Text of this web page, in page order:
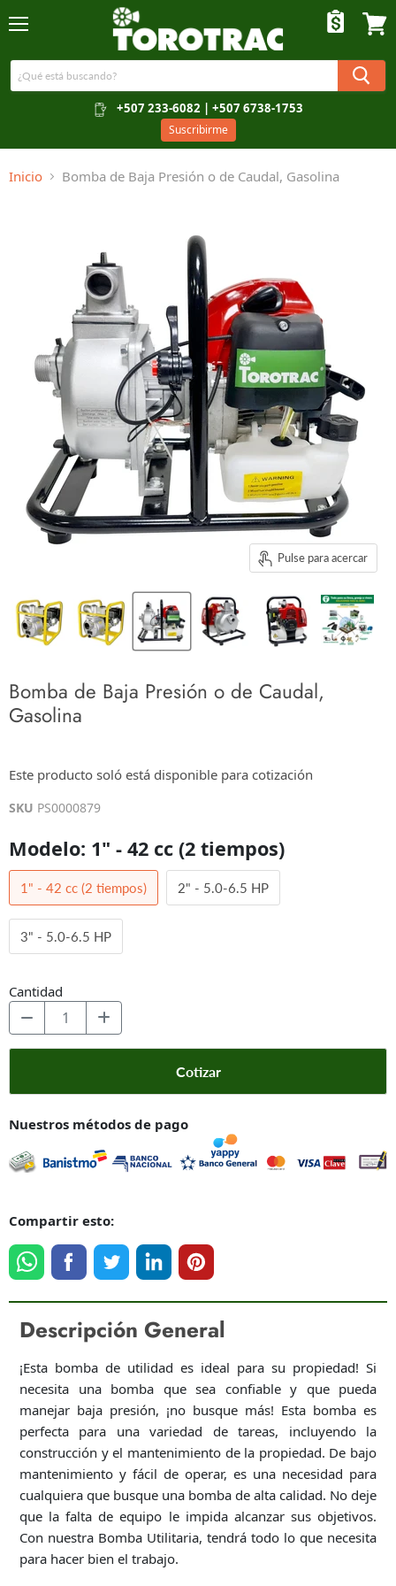
+507 233-6082 | +507 6738-1753
Suscribirme
Inicio Bomba de Baja Presión o de Caudal, Gasolina
Pulse para acercar
Bomba de Baja Presión o de Caudal,
Gasolina
$0.00
Este producto soló está disponible para cotización
SKU PS0000879
Modelo: 1" - 42 cc (2 tiempos)
1" - 42 cc (2 tiempos) 2" - 5.0-6.5 HP
3" - 5.0-6.5 HP
Cantidad
Cotizar
Nuestros métodos de pago
Compartir esto:
Descripción General
¡Esta bomba de utilidad es ideal para su propiedad! Si
necesita una bomba que sea confiable y que pueda
manejar baja presión, ¡no busque más! Esta bomba es
perfecta para una variedad de tareas, incluyendo la
construcción y el mantenimiento de la propiedad. De bajo
mantenimiento y fácil de operar, es una necesidad para
cualquiera que busque una bomba de alta calidad. No deje
que la falta de equipo le impida alcanzar sus objetivos.
Con nuestra Bomba Utilitaria, tendrá todo lo que necesita
para hacer bien el trabajo.